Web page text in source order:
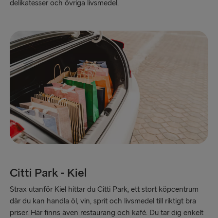
Harwich → Hoek van Holland
Dublin → Holyhead
Liepāja → Travemünde
delikatesser och övriga livsmedel.
Citti Park - Kiel
Strax utanför Kiel hittar du Citti Park, ett stort köpcentrum
där du kan handla öl, vin, sprit och livsmedel till riktigt bra
priser. Här finns även restaurang och kafé. Du tar dig enkelt